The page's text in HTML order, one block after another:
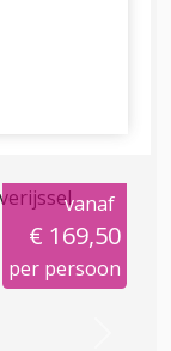
vanaf
€ 169,50
per persoon